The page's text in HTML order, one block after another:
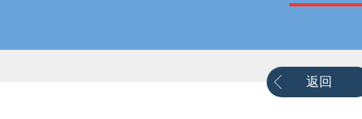
返回